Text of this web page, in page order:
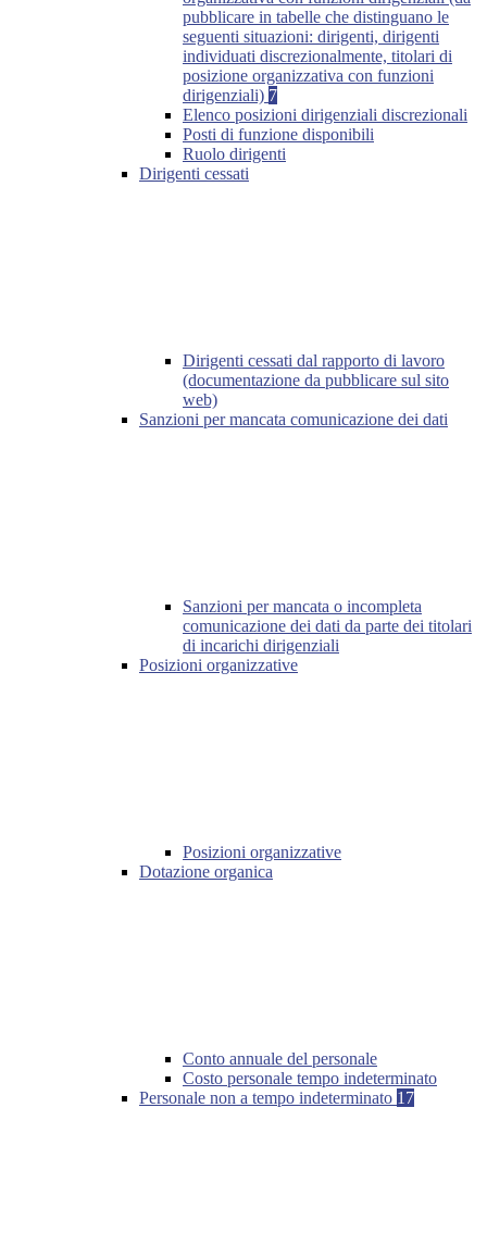
pubblicare in tabelle che distinguano le
seguenti situazioni: dirigenti, dirigenti
individuati discrezionalmente, titolari di
posizione organizzativa con funzioni
dirigenziali) 7
Elenco posizioni dirigenziali discrezionali
Posti di funzione disponibili
Ruolo dirigenti
Dirigenti cessati
Dirigenti cessati dal rapporto di lavoro
(documentazione da pubblicare sul sito
web)
Sanzioni per mancata comunicazione dei dati
Sanzioni per mancata o incompleta
comunicazione dei dati da parte dei titolari
di incarichi dirigenziali
Posizioni organizzative
Posizioni organizzative
Dotazione organica
Conto annuale del personale
Costo personale tempo indeterminato
Personale non a tempo indeterminato 17